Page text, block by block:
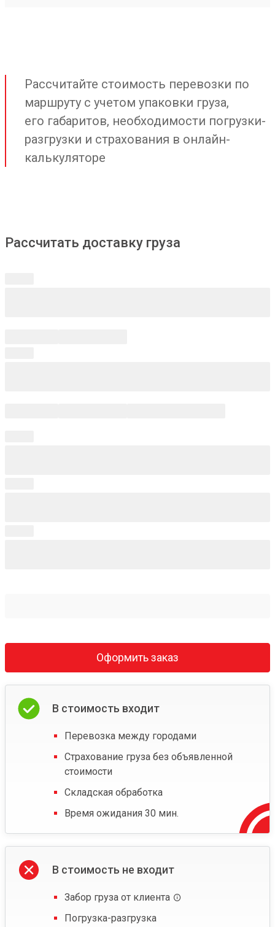
Рассчитайте стоимость перевозки по
маршруту с учетом упаковки груза,
его габаритов, необходимости погрузки-
разгрузки и страхования в онлайн-
калькуляторе
Рассчитать доставку груза
Оформить заказ
В стоимость входит
Перевозка между городами
Страхование груза без объявленной
стоимости
Складская обработка
Время ожидания 30 мин.
В стоимость не входит
Забор груза от клиента
Погрузка-разгрузка